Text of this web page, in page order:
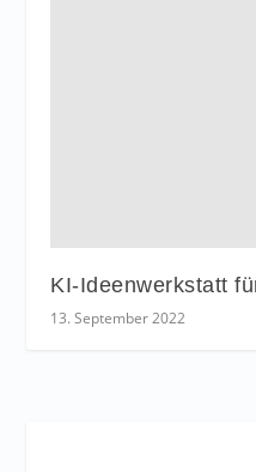
KI-Ideenwerkstatt
13. September 2022